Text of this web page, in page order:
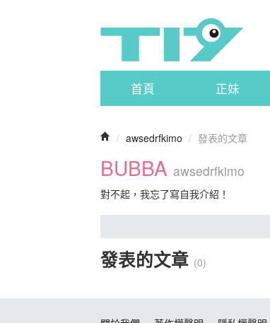
首頁 正妹
/ awsedrfkimo / 發表的文章
BUBBA awsedrfkimo
對不起，我忘了寫自我介紹！
發表的文章 (0)